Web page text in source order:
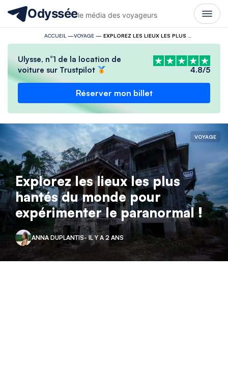
Odysséele média des voyageurs
ACCUEIL —VOYAGE—
Ulysse, n°1 de la location de
voiture sur Trustpilot
4.8/5
Réserver mon billet
VOYAGE
Explorez les lieux les plus
hantés du monde pour
expérimenter le paranormal !
ANNA DUPLANTIS- IL Y A 2 ANS